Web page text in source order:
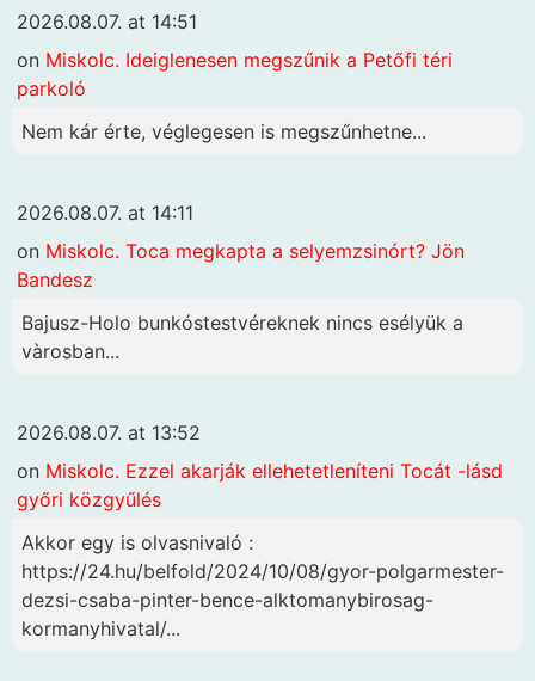
2026.08.07. at 14:51
on Miskolc. Ideiglenesen megszűnik a Petőfi téri
parkoló
Nem kár érte, véglegesen is megszűnhetne...
2026.08.07. at 14:11
on Miskolc. Toca megkapta a selyemzsinórt? Jön
Bandesz
Bajusz-Holo bunkóstestvéreknek nincs esélyük a
vàrosban...
2026.08.07. at 13:52
on Miskolc. Ezzel akarják ellehetetleníteni Tocát -lásd
győri közgyűlés
Akkor egy is olvasnivaló :
https://24.hu/belfold/2024/10/08/gyor-polgarmester-
dezsi-csaba-pinter-bence-alktomanybirosag-
kormanyhivatal/...